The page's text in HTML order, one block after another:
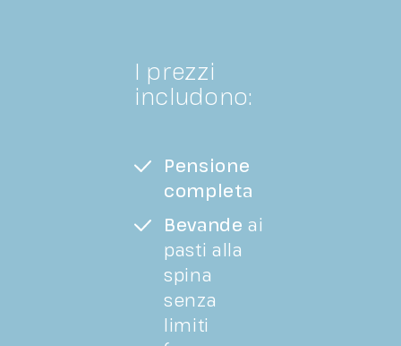
I prezzi
includono:
Pensione
completa
Bevande ai
pasti alla
spina
senza
limiti